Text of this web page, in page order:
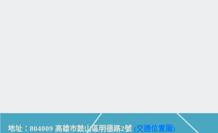
地址：804009 高雄市鼓山區明德路2號 (交通位置圖)